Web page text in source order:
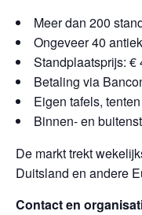
Meer dan 200
Ongeveer 40
Standplaatsprijs: €
Betaling via
Eigen tafels,
Binnen- en
De markt trekt
Duitsland en andere
Contact en